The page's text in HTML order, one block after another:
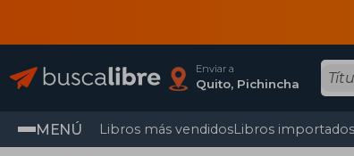
Enviar a
Quito, Pichincha
MENÚ Libros más vendidosLibros